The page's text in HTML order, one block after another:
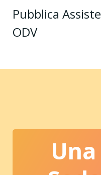
Pubblica
ODV